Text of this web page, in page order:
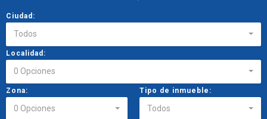
Ciudad:
Todos
Localidad:
0 Opciones
Zona:
0 Opciones
Tipo de inmueble:
Todos